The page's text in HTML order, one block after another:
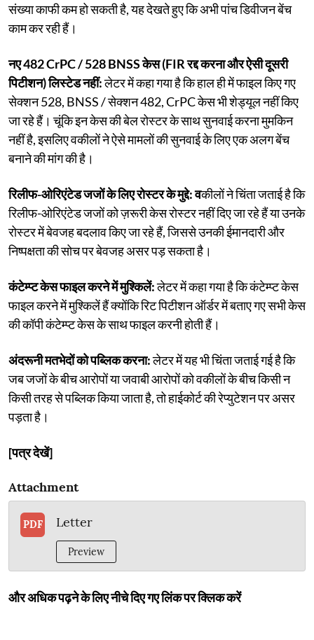
संख्या काफी कम हो सकती है, यह देखते हुए कि अभी पांच डिवीजन बेंच
काम कर रही हैं।
नए 482 CrPC / 528 BNSS केस (FIR रद्द करना और ऐसी दूसरी
पिटीशन) लिस्टेड नहीं:लेटर में कहा गया है कि हाल ही में फाइल किए गए
सेक्शन 528, BNSS / सेक्शन 482, CrPC केस भी शेड्यूल नहीं किए
जा रहे हैं। चूंकि इन केस की बेल रोस्टर के साथ सुनवाई करना मुमकिन
नहीं है, इसलिए वकीलों ने ऐसे मामलों की सुनवाई के लिए एक अलग बेंच
बनाने की मांग की है।
रिलीफ-ओरिएंटेड जजों के लिए रोस्टर के मुद्दे: वकीलों ने चिंता जताई है कि
रिलीफ-ओरिएंटेड जजों को ज़रूरी केस रोस्टर नहीं दिए जा रहे हैं या उनके
रोस्टर में बेवजह बदलाव किए जा रहे हैं, जिससे उनकी ईमानदारी और
निष्पक्षता की सोच पर बेवजह असर पड़ सकता है।
कंटेम्प्ट केस फाइल करने में मुश्किलें:लेटर में कहा गया है कि कंटेम्प्ट केस
फाइल करने में मुश्किलें हैं क्योंकि रिट पिटीशन ऑर्डर में बताए गए सभी केस
की कॉपी कंटेम्प्ट केस के साथ फाइल करनी होती हैं।
अंदरूनी मतभेदों को पब्लिक करना:लेटर में यह भी चिंता जताई गई है कि
जब जजों के बीच आरोपों या जवाबी आरोपों को वकीलों के बीच किसी न
किसी तरह से पब्लिक किया जाता है, तो हाईकोर्ट की रेप्युटेशन पर असर
पड़ता है।
[पत्र देखें]
Attachment
PDF Letter
Preview
और अधिक पढ़ने के लिए नीचे दिए गए लिंक पर क्लिक करें